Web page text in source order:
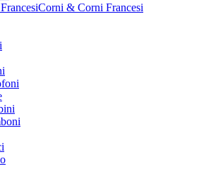
Corni & Corni Francesi